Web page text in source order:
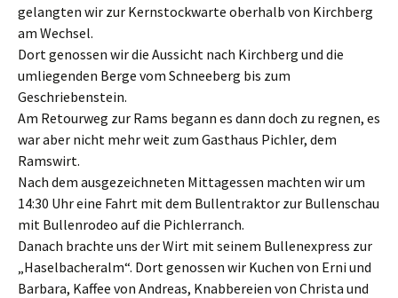
gelangten wir zur Kernstockwarte oberhalb von Kirchberg
am Wechsel.
Dort genossen wir die Aussicht nach Kirchberg und die
umliegenden Berge vom Schneeberg bis zum
Geschriebenstein.
Am Retourweg zur Rams begann es dann doch zu regnen, es
war aber nicht mehr weit zum Gasthaus Pichler, dem
Ramswirt.
Nach dem ausgezeichneten Mittagessen machten wir um
14:30 Uhr eine Fahrt mit dem Bullentraktor zur Bullenschau
mit Bullenrodeo auf die Pichlerranch.
Danach brachte uns der Wirt mit seinem Bullenexpress zur
„Haselbacheralm“. Dort genossen wir Kuchen von Erni und
Barbara, Kaffee von Andreas, Knabbereien von Christa und